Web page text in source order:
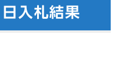
入札結果